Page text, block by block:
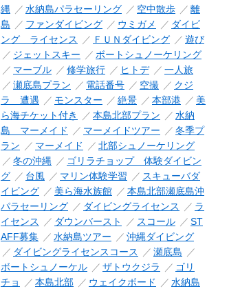
縄
水納島パラセーリング 空中散歩
離
島
ファンダイビング ウミガメ
ダイビ
ング ライセンス
ＦＵＮダイビング
遊び
ジェットスキー
ボートシュノーケリング
マーブル
修学旅行 ヒトデ
一人旅
瀬底島プラン
電話番号 空撮
クジ
ラ 遭遇
モンスター 絶景 本部港
美
ら海チケット付き
本島北部プラン
水納
島 マーメイド
マーメイドツアー
冬季プ
ラン
マーメイド
北部シュノーケリング
冬の沖縄
ゴリラチョップ 体験ダイビン
グ
台風 マリン体験学習
スキューバダ
イビング
美ら海水族館
本島北部瀬底島沖
パラセーリング
ダイビングライセンス
ラ
イセンス
ダウンバースト スコール
ST
AFF募集
水納島ツアー
沖縄ダイビング
ダイビングライセンスコース
瀬底島
ボートシュノーケル
ザトウクジラ
ゴリ
チョ
本島北部 ウェイクボード
水納島